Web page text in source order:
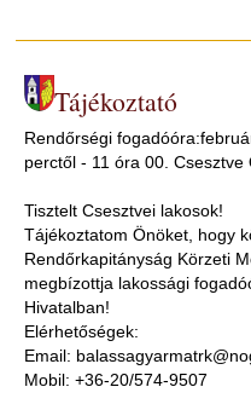
Tájékoztató
Rendőrségi
perctől - 11 óra 00. Csesztve
Tisztelt Csesztvei lakosok!
Tájékoztatom Önöket, hogy
Rendőrkapitányság Körzeti
megbízottja lakossági
Hivatalban!
Elérhetőségek:
Email:
Mobil: +36-20/574-9507